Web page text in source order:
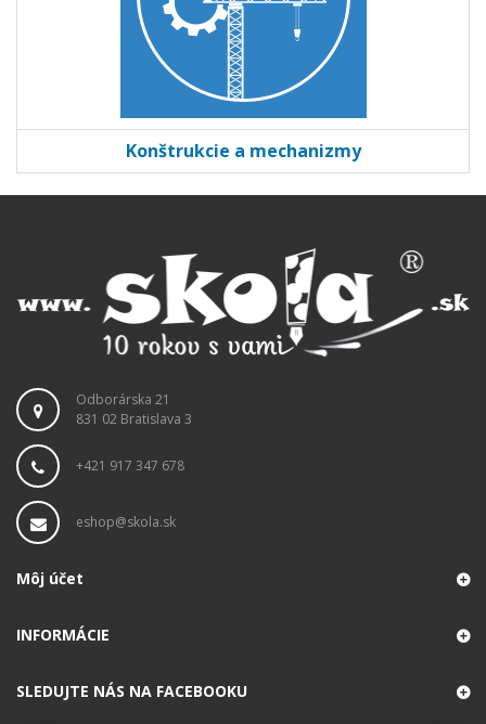
Konštrukcie a mechanizmy
Odborárska 21
831 02 Bratislava 3
+421 917 347 678
eshop@skola.sk
Môj účet
INFORMÁCIE
SLEDUJTE NÁS NA FACEBOOKU